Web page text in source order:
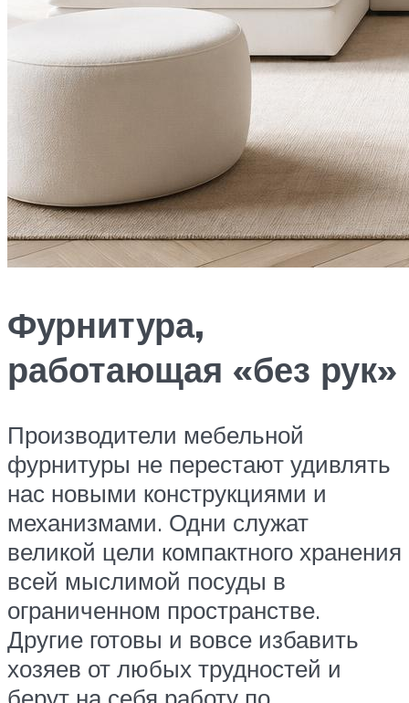
Фурнитура,
работающая «без рук»
Производители мебельной
фурнитуры не перестают удивлять
нас новыми конструкциями и
механизмами. Одни служат
великой цели компактного хранения
всей мыслимой посуды в
ограниченном пространстве.
Другие готовы и вовсе избавить
хозяев от любых трудностей и